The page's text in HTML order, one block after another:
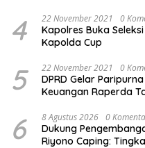
4 22 November 2021 0
Kapolres Buka
Kapolda Cup
5 22 November 2021 0
DPRD Gelar
Keuangan Raperda
6 8 Agustus 2026 0
Dukung
Riyono Caping: